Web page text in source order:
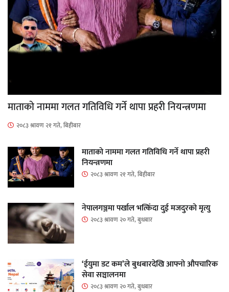
माताकाे नाममा गलत गतिविधि गर्ने थापा प्रहरी नियन्त्रणमा
२०८३ श्रावण २१ गते, बिहीबार
माताकाे नाममा गलत गतिविधि गर्ने थापा प्रहरी
नियन्त्रणमा
२०८३ श्रावण २१ गते, बिहीबार
नेपालगञ्जमा पर्खाल भत्किँदा दुई मजदुरको मृत्यु
२०८३ श्रावण २० गते, बुधबार
‘ईयुमा डट कम’ले बुधबारदेखि आफ्नो औपचारिक
सेवा सञ्चालनमा
२०८३ श्रावण २० गते, बुधबार